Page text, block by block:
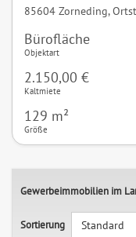
85604 Zorneding,
Bürofläche
Objektart
2.150,00 €
Kaltmiete
129 m²
Größe
Gewerbeimmobilien im
Sortierung
Standard